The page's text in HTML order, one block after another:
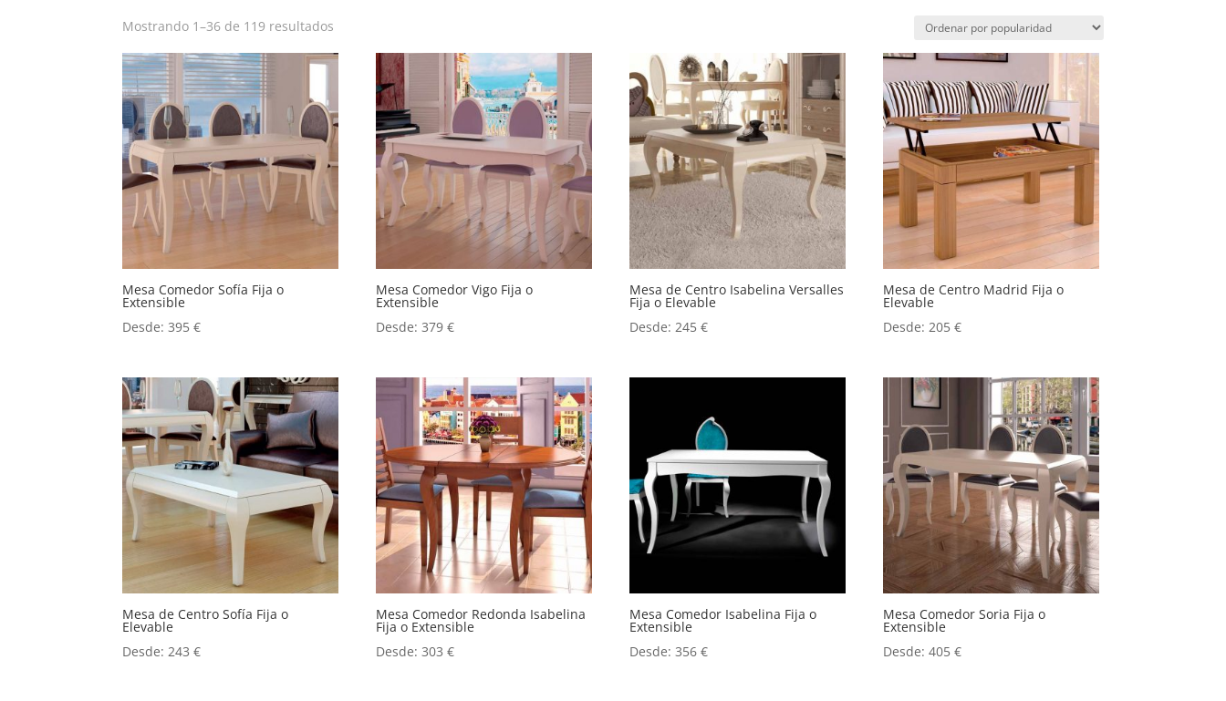
Mostrando 1–36 de 119 resultados
popularidad
Mesa Comedor Sofía Fija o
Extensible
Desde:395€
Mesa Comedor Vigo Fija o
Extensible
Desde:379€
Mesa de Centro Isabelina Versalles
Fija o Elevable
Desde:245€
Mesa de Centro Madrid Fija o
Elevable
Desde:205€
Mesa de Centro Sofía Fija o
Elevable
Desde:243€
Mesa Comedor Redonda Isabelina
Fija o Extensible
Desde:303€
Mesa Comedor Isabelina Fija o
Extensible
Desde:356€
Mesa Comedor Soria Fija o
Extensible
Desde:405€